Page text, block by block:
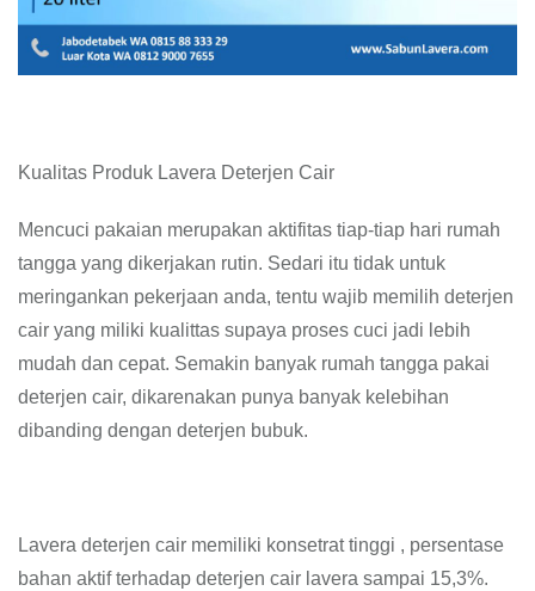
Kualitas Produk Lavera Deterjen Cair
Mencuci pakaian merupakan aktifitas tiap-tiap hari rumah
tangga yang dikerjakan rutin. Sedari itu tidak untuk
meringankan pekerjaan anda, tentu wajib memilih deterjen
cair yang miliki kualittas supaya proses cuci jadi lebih
mudah dan cepat. Semakin banyak rumah tangga pakai
deterjen cair, dikarenakan punya banyak kelebihan
dibanding dengan deterjen bubuk.
Lavera deterjen cair memiliki konsetrat tinggi , persentase
bahan aktif terhadap deterjen cair lavera sampai 15,3%.